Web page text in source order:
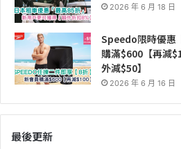
2026 年 6 月 18 日
Speedo限時優惠
購滿$600【再減
外減$50】
2026 年 6 月 16 日
最後更新